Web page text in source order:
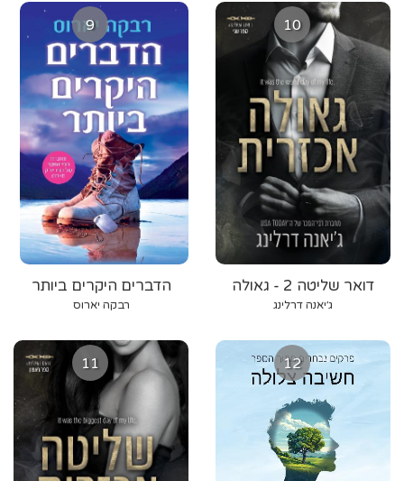
9
הדברים היקרים ביותר
רבקה יארוס
10
דואר שליטה 2 - גאולה
אכזרית
ג׳יאנה דרלינג
11 12